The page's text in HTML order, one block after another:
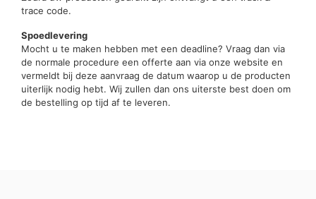
trace code.
Spoedlevering
Mocht u te maken hebben met een deadline? Vraag dan via
de normale procedure een offerte aan via onze website en
vermeldt bij deze aanvraag de datum waarop u de producten
uiterlijk nodig hebt. Wij zullen dan ons uiterste best doen om
de bestelling op tijd af te leveren.